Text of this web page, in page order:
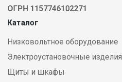
ОГРН 1157746102271
Каталог
Низковольтное оборудование
Электроустановочные изделия
Щиты и шкафы